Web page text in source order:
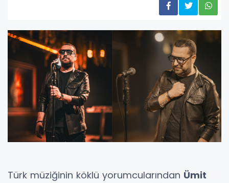
Türk müziğinin köklü yorumcularından Ümit